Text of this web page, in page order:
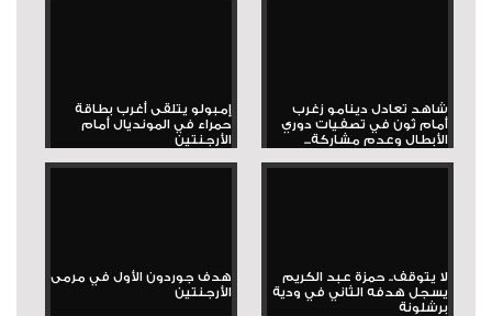
شاهد تعادل دينامو زغرب
أمام ثون في تصفيات دوري
الأبطال وعدم مشاركة...
إمبولو يتلقى أغرب بطاقة
حمراء في المونديال أمام
الأرجنتين
لا يتوقف.. حمزة عبد الكريم
يسجل هدفه الثاني في ودية
برشلونة
هدف جوردون الأول في مرمى
الأرجنتين